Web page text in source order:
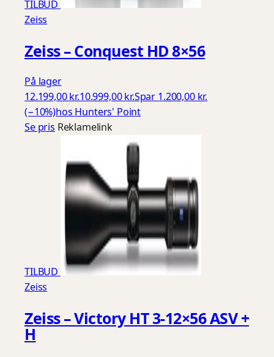
TILBUD
Zeiss
Zeiss – Conquest HD 8×56
På lager
12.199,00 kr.10.999,00 kr.Spar 1.200,00 kr.
(−10%)hos Hunters' Point
Se pris Reklamelink
TILBUD
Zeiss
Zeiss – Victory HT 3-12×56 ASV +
H